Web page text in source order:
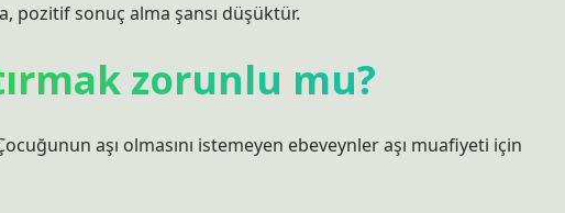
pozitif sonuç alma şansı düşüktür.
zorunlu mu?
aşı olmasını istemeyen ebeveynler aşı muafiyeti için